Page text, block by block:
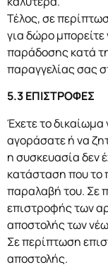
Τέλος, σε
για δώρο
παράδοσης κατά
παραγγελίας σας
5.3 ΕΠΙΣΤΡΟΦΕΣ
Έχετε το δικαίωμα
αγοράσατε ή να
η συσκευασία δεν
κατάσταση που το
παραλαβή του. Σε
επιστροφής των
αποστολής των
Σε περίπτωση
αποστολής.